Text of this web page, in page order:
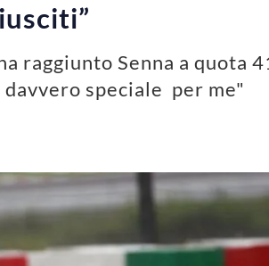
raggiunto Senna a quota
speciale per me"